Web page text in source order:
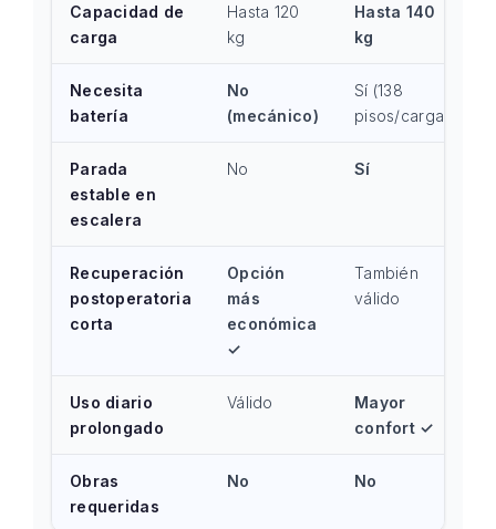
Capacidad de
carga
Hasta 120
kg
Hasta 140
kg
Necesita
batería
No
(mecánico)
Sí (138
pisos/carga)
Parada
estable en
escalera
No Sí
Recuperación
postoperatoria
corta
Opción
más
económica
✓
También
válido
Uso diario
prolongado
Válido
Mayor
confort ✓
Obras
requeridas
No No